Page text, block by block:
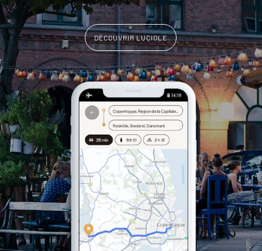
DÉCOUVRIR LUCIOLE